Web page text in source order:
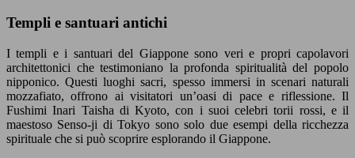
Templi e santuari antichi
I templi e i santuari del Giappone sono veri e propri capolavori
architettonici che testimoniano la profonda spiritualità del popolo
nipponico. Questi luoghi sacri, spesso immersi in scenari naturali
mozzafiato, offrono ai visitatori un’oasi di pace e riflessione. Il
Fushimi Inari Taisha di Kyoto, con i suoi celebri torii rossi, e il
maestoso Senso-ji di Tokyo sono solo due esempi della ricchezza
spirituale che si può scoprire esplorando il Giappone.